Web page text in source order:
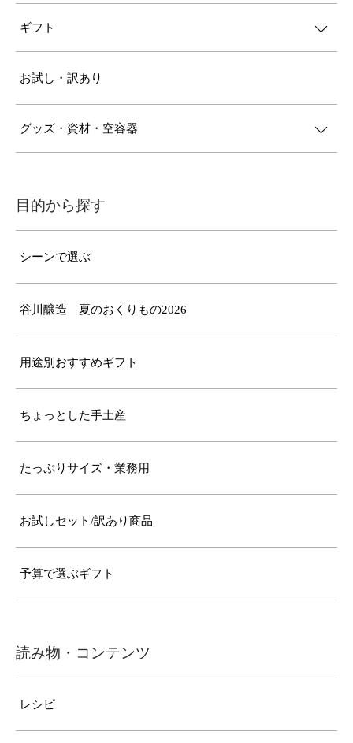
ギフト
お試し・訳あり
グッズ・資材・空容器
目的から探す
シーンで選ぶ
谷川醸造 夏のおくりもの2026
用途別おすすめギフト
ちょっとした手土産
たっぷりサイズ・業務用
お試しセット/訳あり商品
予算で選ぶギフト
読み物・コンテンツ
レシピ